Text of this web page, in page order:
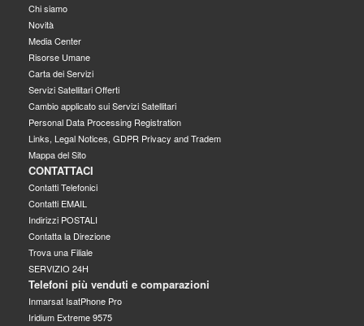
Chi siamo
Novità
Media Center
Risorse Umane
Carta dei Servizi
Servizi Satellitari Offerti
Cambio applicato sui Servizi Satellitari
Personal Data Processing Registration
Links, Legal Notices, GDPR Privacy and Tradem
Mappa del Sito
CONTATTACI
Contatti Telefonici
Contatti EMAIL
Indirizzi POSTALI
Contatta la Direzione
Trova una Filiale
SERVIZIO 24H
Telefoni più venduti e comparazioni
Inmarsat IsatPhone Pro
Iridium Extreme 9575